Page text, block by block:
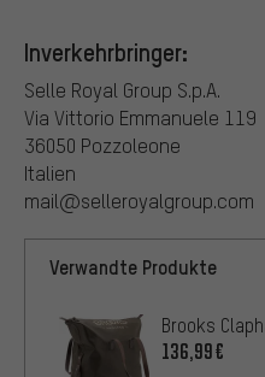
Inverkehrbringer:
Selle Royal Group S.p.A.
Via Vittorio Emmanuele 119
36050 Pozzoleone
Italien
mail@selleroyalgroup.com
Verwandte Produkte
Brooks
136,99€